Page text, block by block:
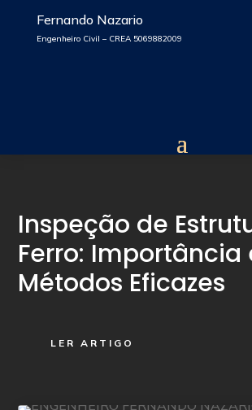
Fernando Nazario
Engenheiro Civil – CREA 5069882009
Inspeção de
Ferro: Importância
Métodos Eficazes
LER ARTIGO